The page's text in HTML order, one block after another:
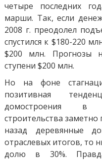
четыре последних
марши. Так, если
2008 г. преодолел
спустился к $180-220
$200 млн. Прогнозы
ступени $200 млн.
Но на фоне
позитивная
домостроения в
строительства заметно
назад деревянные
отраслевых итогов, то
долю в 30%.